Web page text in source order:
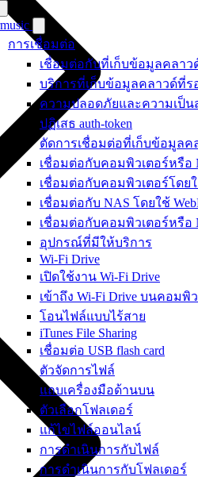
การเชื่อมต่อ
เชื่อมต่อกับที่เก็บข้อมูลคลาว
บริการที่เก็บข้อมูลคลาวด์ที่ร
ความปลอดภัยและความเป็น
ปฏิเสธ auth-token
ตัดการเชื่อมต่อที่เก็บข้อมูล
เชื่อมต่อกับคอมพิวเตอร์หรือ
เชื่อมต่อกับคอมพิวเตอร์โดย
เชื่อมต่อกับ NAS โดยใช้
เชื่อมต่อกับคอมพิวเตอร์หรือ
อุปกรณ์ที่มีให้บริการ
Wi-Fi Drive
เปิดใช้งาน Wi-Fi Drive
เข้าถึง Wi-Fi Drive บนคอม
โอนไฟล์แบบไร้สาย
iTunes File Sharing
เชื่อมต่อ USB flash card
ตัวจัดการไฟล์
แถบเครื่องมือด้านบน
ตัวเลือกโฟลเดอร์
แก้ไขไฟล์ออนไลน์
การดำเนินการกับไฟล์
การดำเนินการกับโฟลเดอร์